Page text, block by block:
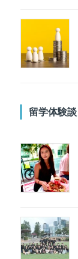
留学体験談